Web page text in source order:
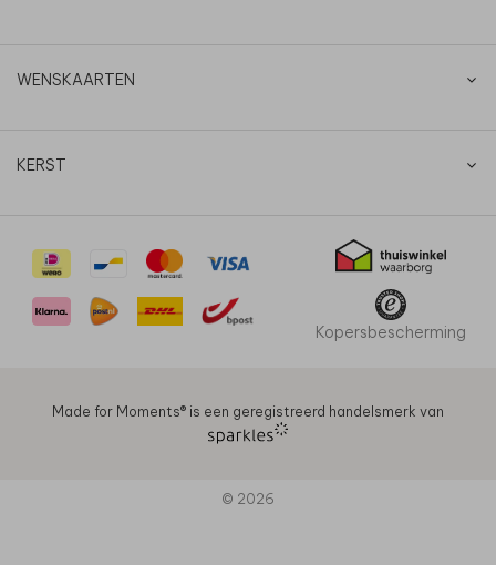
WENSKAARTEN
KERST
Kopersbescherming
Made for Moments®️ is een geregistreerd handelsmerk van
© 2026